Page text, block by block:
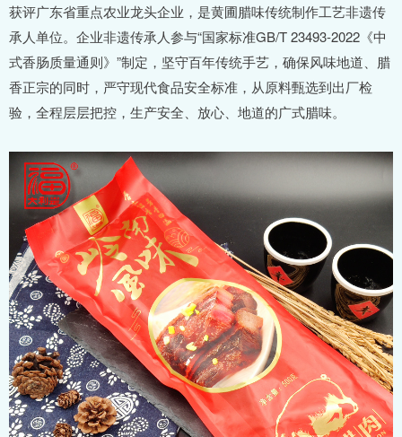
获评广东省重点农业龙头企业，是黄圃腊味传统制作工艺非遗传
承人单位。企业非遗传承人参与“国家标准GB/T 23493-2022《中
式香肠质量通则》”制定，坚守百年传统手艺，确保风味地道、腊
香正宗的同时，严守现代食品安全标准，从原料甄选到出厂检
验，全程层层把控，生产安全、放心、地道的广式腊味。